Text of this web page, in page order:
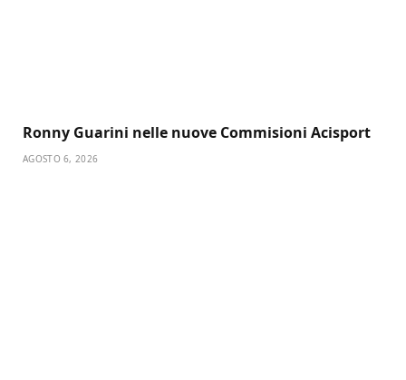
Ronny Guarini nelle nuove Commisioni Acisport
AGOSTO 6, 2026